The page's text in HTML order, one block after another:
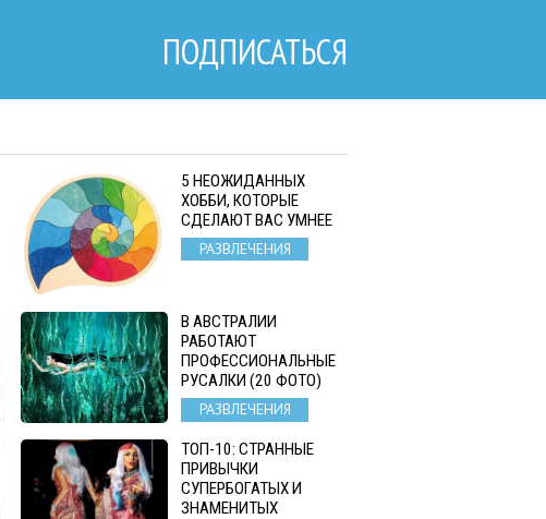
ПОДПИСАТЬСЯ
5 НЕОЖИДАННЫХ
ХОББИ, КОТОРЫЕ
СДЕЛАЮТ ВАС УМНЕЕ
РАЗВЛЕЧЕНИЯ
В АВСТРАЛИИ
РАБОТАЮТ
ПРОФЕССИОНАЛЬНЫЕ
РУСАЛКИ (20 ФОТО)
РАЗВЛЕЧЕНИЯ
ТОП-10: СТРАННЫЕ
ПРИВЫЧКИ
СУПЕРБОГАТЫХ И
ЗНАМЕНИТЫХ